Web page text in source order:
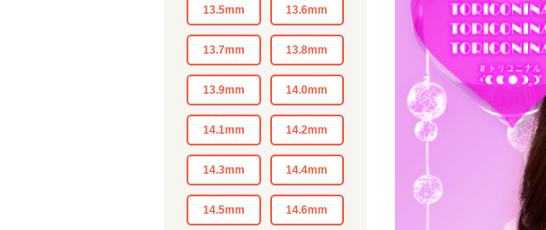
13.5mm 13.6mm
13.7mm 13.8mm
13.9mm 14.0mm
14.1mm 14.2mm
14.3mm 14.4mm
14.5mm 14.6mm